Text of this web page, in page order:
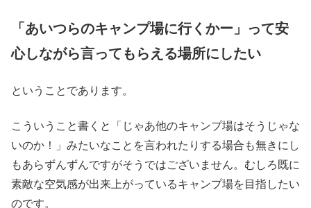
「あいつらのキャンプ場に行くかー」って安
心しながら言ってもらえる場所にしたい
ということであります。
こういうこと書くと「じゃあ他のキャンプ場はそうじゃな
いのか！」みたいなことを言われたりする場合も無きにし
もあらずんずんですがそうではございません。むしろ既に
素敵な空気感が出来上がっているキャンプ場を目指したい
のです。